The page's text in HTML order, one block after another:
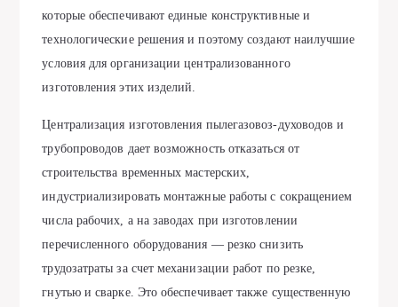
которые обеспечивают единые конструктивные и
технологические решения и поэтому создают наилучшие
условия для организации централизованного
изготовления этих изделий.
Централизация изготовления пылегазовоз-духоводов и
трубопроводов дает возможность отказаться от
строительства временных мастерских,
индустриализировать монтажные работы с сокращением
числа рабочих, а на заводах при изготовлении
перечисленного оборудования — резко снизить
трудозатраты за счет механизации работ по резке,
гнутью и сварке. Это обеспечивает также существенную